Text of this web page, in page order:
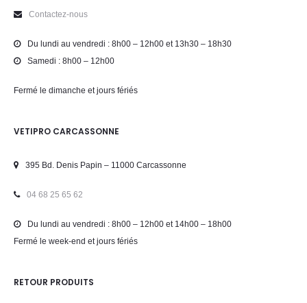
Contactez-nous
Du lundi au vendredi : 8h00 – 12h00 et 13h30 – 18h30
Samedi : 8h00 – 12h00
Fermé le dimanche et jours fériés
VETIPRO CARCASSONNE
395 Bd. Denis Papin – 11000 Carcassonne
04 68 25 65 62
Du lundi au vendredi : 8h00 – 12h00 et 14h00 – 18h00
Fermé le week-end et jours fériés
RETOUR PRODUITS